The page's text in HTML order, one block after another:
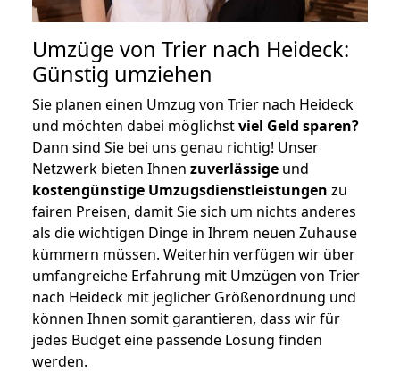
Umzüge von Trier nach Heideck:
Günstig umziehen
Sie planen einen Umzug von Trier nach Heideck
und möchten dabei möglichstviel Geld sparen?
Dann sind Sie bei uns genau richtig! Unser
Netzwerk bieten Ihnen zuverlässige und
kostengünstige Umzugsdienstleistungen zu
fairen Preisen, damit Sie sich um nichts anderes
als die wichtigen Dinge in Ihrem neuen Zuhause
kümmern müssen. Weiterhin verfügen wir über
umfangreiche Erfahrung mit Umzügen von Trier
nach Heideck mit jeglicher Größenordnung und
können Ihnen somit garantieren, dass wir für
jedes Budget eine passende Lösung finden
werden.